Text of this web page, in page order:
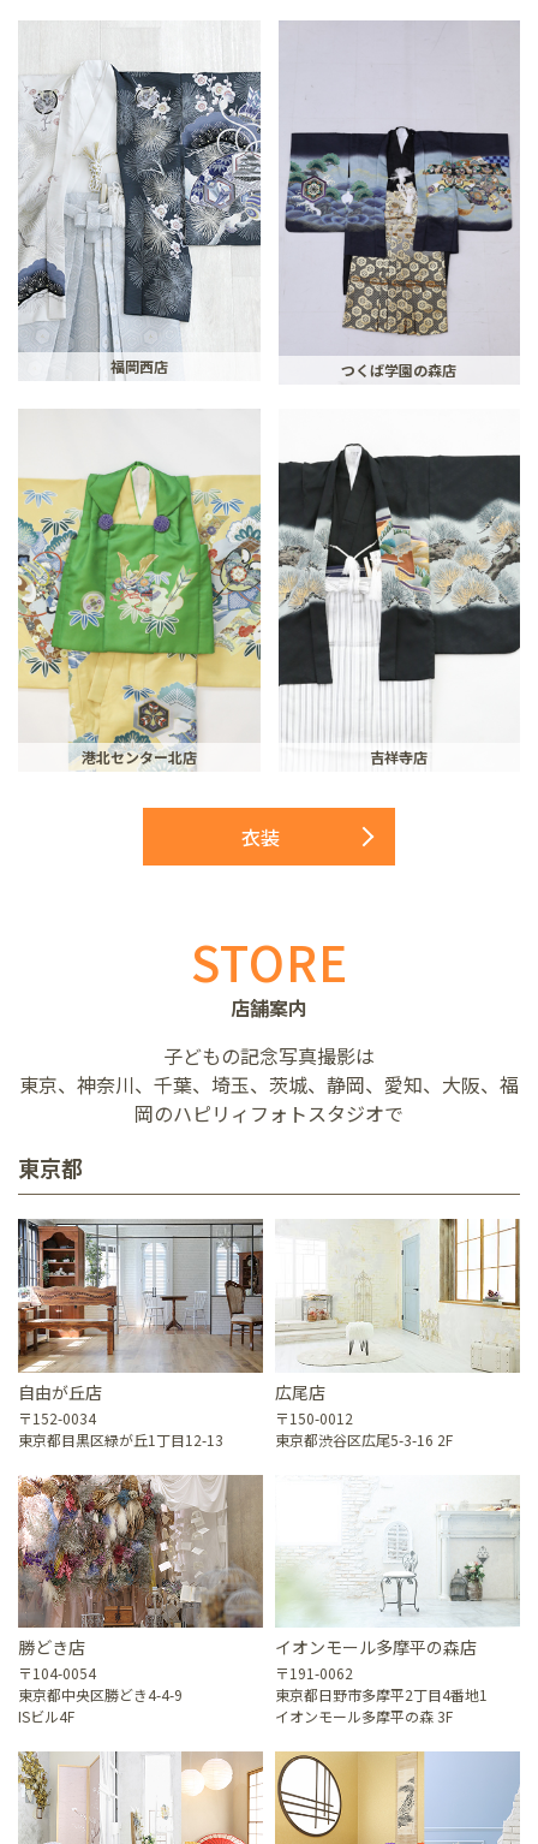
福岡西店 つくば学園の森店
港北センター北店 吉祥寺店
衣装
STORE
店舗案内
子どもの記念写真撮影は
東京、神奈川、千葉、埼玉、茨城、静岡、愛知、大阪、福
岡のハピリィフォトスタジオで
東京都
自由が丘店
〒152-0034
東京都目黒区緑が丘1丁目12-13
広尾店
〒150-0012
東京都渋谷区広尾5-3-16 2F
勝どき店
〒104-0054
東京都中央区勝どき4-4-9
ISビル4F
イオンモール多摩平の森店
〒191-0062
東京都日野市多摩平2丁目4番地1
イオンモール多摩平の森 3F